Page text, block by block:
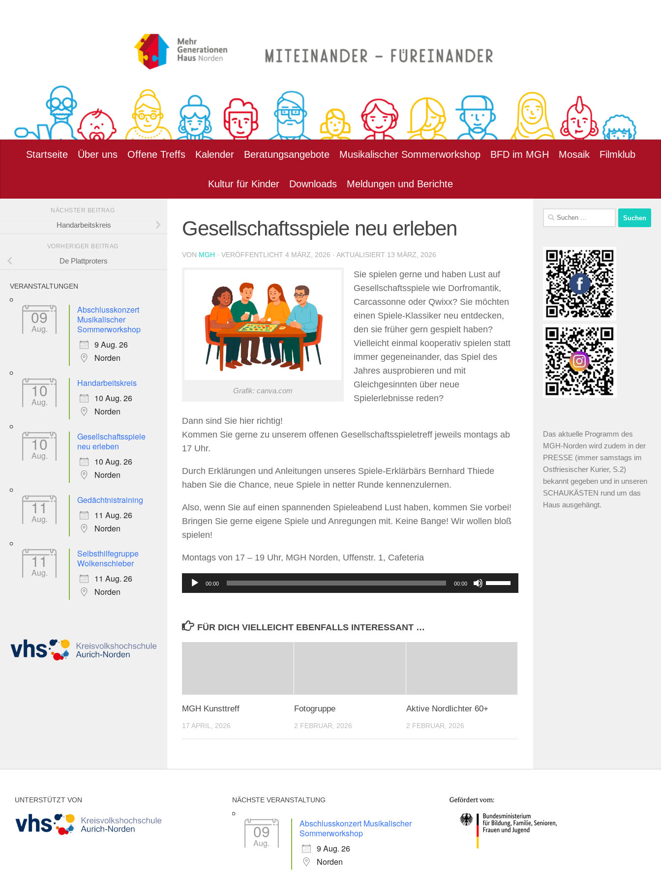
Startseite Über uns Offene Treffs Kalender Beratungsangebote Musikalischer Sommerworkshop BFD im MGH Mosaik Filmklub
Kultur für Kinder Downloads Meldungen und Berichte
Gesellschaftsspiele neu erleben
VON MGH · VERÖFFENTLICHT 4 MÄRZ, 2026 · AKTUALISIERT 13 MÄRZ, 2026
Grafik: canva.com
Sie spielen gerne und haben Lust auf
Gesellschaftsspiele wie Dorfromantik,
Carcassonne oder Qwixx? Sie möchten
einen Spiele-Klassiker neu entdecken,
den sie früher gern gespielt haben?
Vielleicht einmal kooperativ spielen statt
immer gegeneinander, das Spiel des
Jahres ausprobieren und mit
Gleichgesinnten über neue
Spielerlebnisse reden?
Dann sind Sie hier richtig!
Kommen Sie gerne zu unserem offenen Gesellschaftsspieletreff jeweils montags ab
17 Uhr.
Durch Erklärungen und Anleitungen unseres Spiele-Erklärbärs Bernhard Thiede
haben Sie die Chance, neue Spiele in netter Runde kennenzulernen.
Also, wenn Sie auf einen spannenden Spieleabend Lust haben, kommen Sie vorbei!
Bringen Sie gerne eigene Spiele und Anregungen mit. Keine Bange! Wir wollen bloß
spielen!
Montags von 17 – 19 Uhr, MGH Norden, Uffenstr. 1, Cafeteria
Audio-
Player
00:00 00:00
Pfeiltasten
Hoch/Runter
FÜR DICH VIELLEICHT EBENFALLS INTERESSANT …
MGH Kunsttreff
17 APRIL, 2026
Fotogruppe
2 FEBRUAR, 2026
Aktive Nordlichter 60+
2 FEBRUAR, 2026
NÄCHSTER BEITRAG
Handarbeitskreis
VORHERIGER BEITRAG
De Plattproters
VERANSTALTUNGEN
09
Aug.
Abschlusskonzert
Musikalischer
Sommerworkshop
9 Aug. 26
Norden
10
Aug.
Handarbeitskreis
10 Aug. 26
Norden
10
Aug.
Gesellschaftsspiele
neu erleben
10 Aug. 26
Norden
11
Aug.
Gedächtnistraining
11 Aug. 26
Norden
11
Aug.
Selbsthilfegruppe
Wolkenschieber
11 Aug. 26
Norden
Das aktuelle Programm des
MGH-Norden wird zudem in der
PRESSE (immer samstags im
Ostfriesischer Kurier, S.2)
bekannt gegeben und in unseren
SCHAUKÄSTEN rund um das
Haus ausgehängt.
UNTERSTÜTZT VON NÄCHSTE VERANSTALTUNG
09
Aug.
Abschlusskonzert Musikalischer
Sommerworkshop
9 Aug. 26
Norden